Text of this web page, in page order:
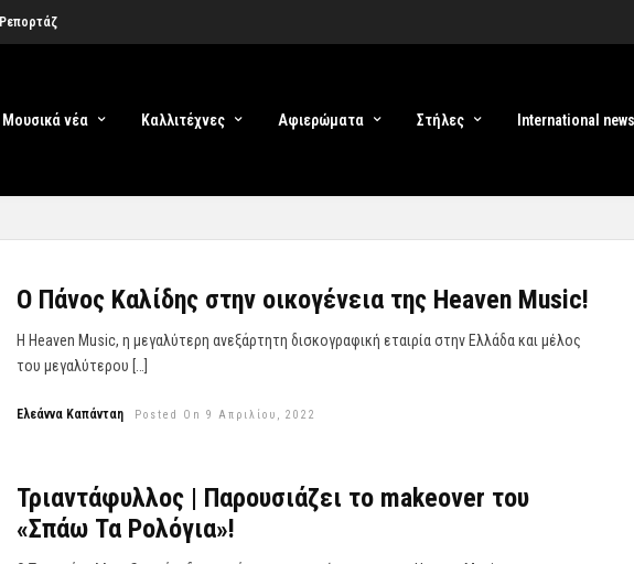
Ρεπορτάζ
Μουσικά νέα Καλλιτέχνες Αφιερώματα Στήλες International news
Ο Πάνος Καλίδης στην οικογένεια της Heaven Music!
H Heaven Music, η μεγαλύτερη ανεξάρτητη δισκογραφική εταιρία στην Ελλάδα και μέλος
του μεγαλύτερου […]
Ελεάννα Καπάνταη Posted On 9 Απριλίου, 2022
Τριαντάφυλλος | Παρουσιάζει το makeover του
«Σπάω Τα Ρολόγια»!